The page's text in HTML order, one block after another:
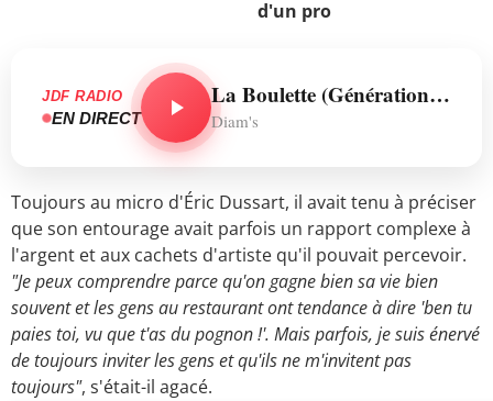
d'un pro
JDF RADIO
EN DIRECT
La Boulette (Génération Nan Nan)
Diam's
Toujours au micro d'Éric Dussart, il avait tenu à préciser
que son entourage avait parfois un rapport complexe à
l'argent et aux cachets d'artiste qu'il pouvait percevoir.
"Je peux comprendre parce qu'on gagne bien sa vie bien
souvent et les gens au restaurant ont tendance à dire 'ben tu
paies toi, vu que t'as du pognon !'. Mais parfois, je suis énervé
de toujours inviter les gens et qu'ils ne m'invitent pas
toujours", s'était-il agacé.